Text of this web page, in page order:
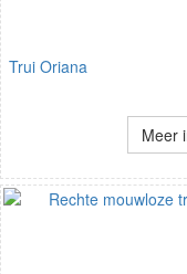
Trui Oriana
Meer